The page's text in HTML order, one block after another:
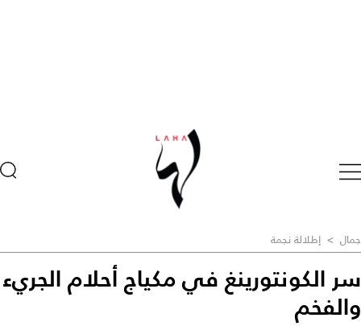
جمال > إطلالة نجمة
سر الكونتورينغ في مكياج أحلام الجريء
والفخم